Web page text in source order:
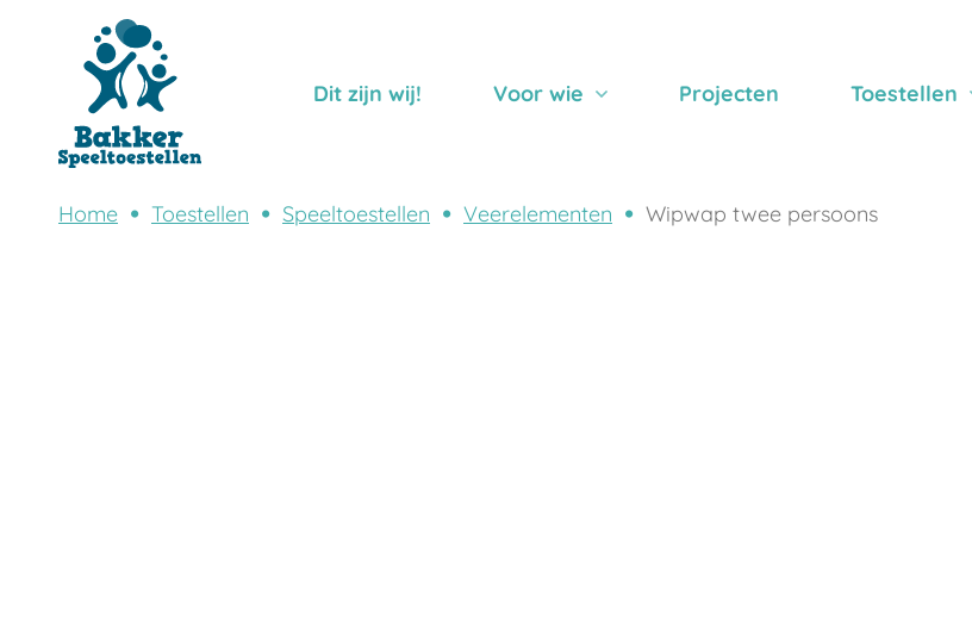
Dit zijn wij! Voor wie Projecten Toestellen
Home Toestellen Speeltoestellen Veerelementen Wipwap twee persoons